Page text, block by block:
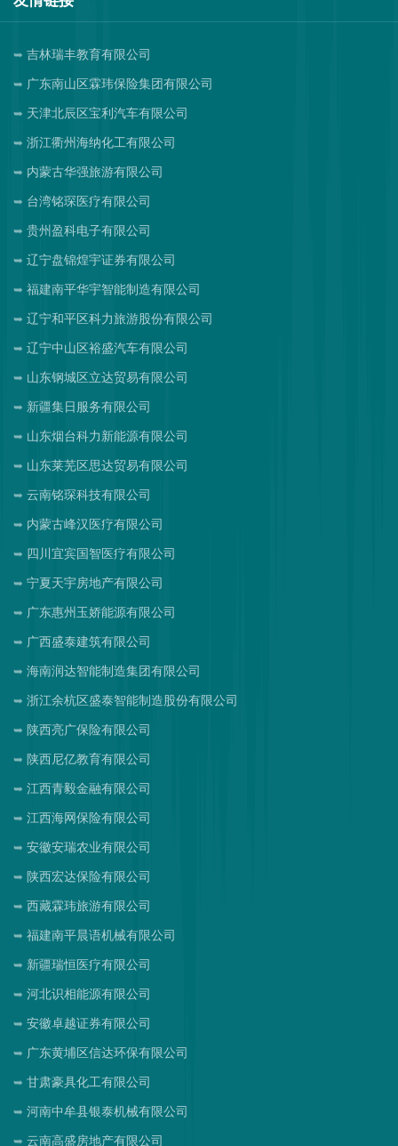
吉林瑞丰教育有限公司
广东南山区霖玮保险集团有限公司
天津北辰区宝利汽车有限公司
浙江衢州海纳化工有限公司
内蒙古华强旅游有限公司
台湾铭琛医疗有限公司
贵州盈科电子有限公司
辽宁盘锦煌宇证券有限公司
福建南平华宇智能制造有限公司
辽宁和平区科力旅游股份有限公司
辽宁中山区裕盛汽车有限公司
山东钢城区立达贸易有限公司
新疆集日服务有限公司
山东烟台科力新能源有限公司
山东莱芜区思达贸易有限公司
云南铭琛科技有限公司
内蒙古峰汉医疗有限公司
四川宜宾国智医疗有限公司
宁夏天宇房地产有限公司
广东惠州玉娇能源有限公司
广西盛泰建筑有限公司
海南润达智能制造集团有限公司
浙江余杭区盛泰智能制造股份有限公司
陕西亮广保险有限公司
陕西尼亿教育有限公司
江西青毅金融有限公司
江西海网保险有限公司
安徽安瑞农业有限公司
陕西宏达保险有限公司
西藏霖玮旅游有限公司
福建南平晨语机械有限公司
新疆瑞恒医疗有限公司
河北识相能源有限公司
安徽卓越证券有限公司
广东黄埔区信达环保有限公司
甘肃豪具化工有限公司
河南中牟县银泰机械有限公司
云南高盛房地产有限公司